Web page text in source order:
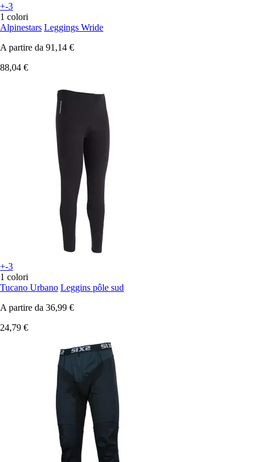
+-3
1 colori
Alpinestars Leggings Wride
A partire da 91,14 €
88,04 €
+-3
1 colori
Tucano Urbano Leggins pôle sud
A partire da 36,99 €
24,79 €